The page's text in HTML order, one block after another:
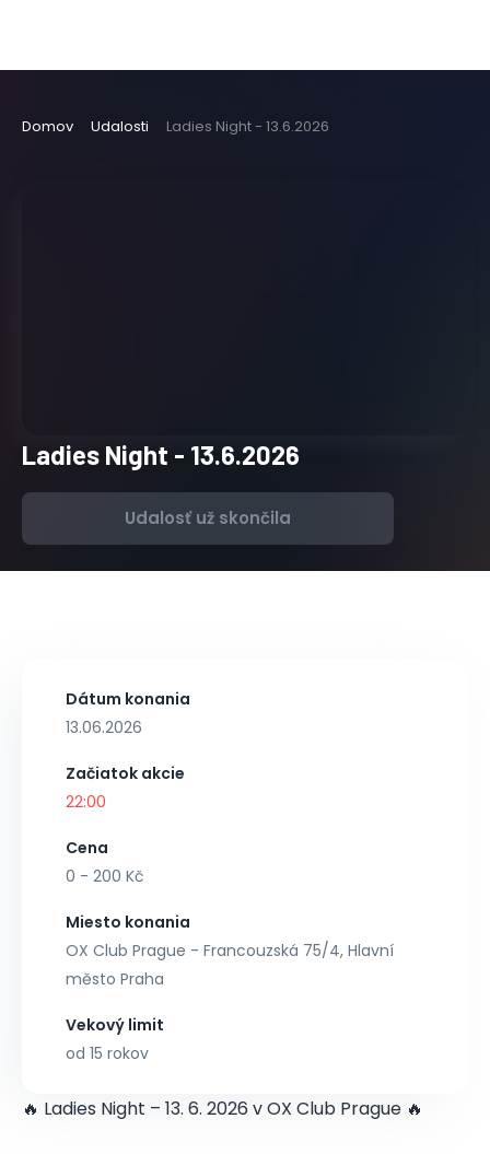
Domov Udalosti Ladies Night - 13.6.2026
Ladies Night - 13.6.2026
Udalosť už skončila
Dátum konania
13.06.2026
Začiatok akcie
22:00
Cena
0 - 200 Kč
Miesto konania
OX Club Prague - Francouzská 75/4, Hlavní
město Praha
Vekový limit
od 15 rokov
🔥 Ladies Night – 13. 6. 2026 v OX Club Prague 🔥